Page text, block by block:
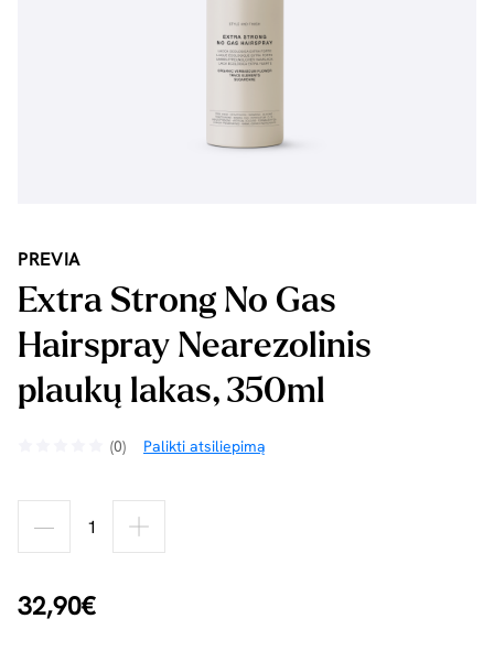
PREVIA
Extra Strong No Gas
Hairspray Nearezolinis
plaukų lakas, 350ml
(0) Palikti atsiliepimą
32,90€